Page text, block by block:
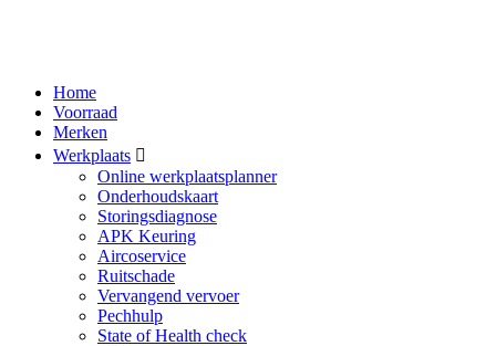
Home
Voorraad
Merken
Werkplaats
Online werkplaatsplanner
Onderhoudskaart
Storingsdiagnose
APK Keuring
Aircoservice
Ruitschade
Vervangend vervoer
Pechhulp
State of Health check